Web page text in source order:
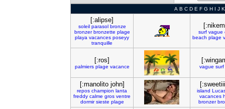
A B C D E F G H I J K
[:alipse]
soleil parasol bronze
bronzer bronzette plage
playa vacances poseyy
tranquille
surf vague
beach plage
[:ros]
palmiers plage vacance vague surf
[:manolito john]
repos champion lanta
freddy calme gros ventre
dormir sieste plage
island
vacances
bronzer